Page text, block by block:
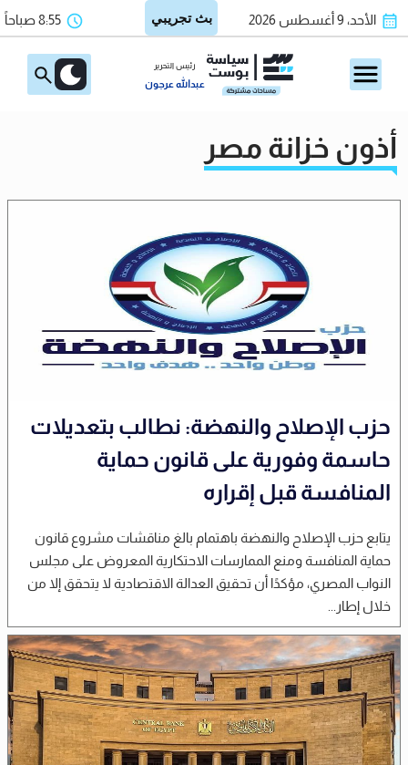
الأحد، 9 أغسطس 2026 8:55 صباحاً
رئيس التحرير
عبدالله عرجون
أذون خزانة مصر
حزب الإصلاح والنهضة: نطالب بتعديلات
حاسمة وفورية على قانون حماية
المنافسة قبل إقراره
يتابع حزب الإصلاح والنهضة باهتمام بالغ مناقشات مشروع قانون
حماية المنافسة ومنع الممارسات الاحتكارية المعروض على مجلس
النواب المصري، مؤكدًا أن تحقيق العدالة الاقتصادية لا يتحقق إلا من
خلال إطار...